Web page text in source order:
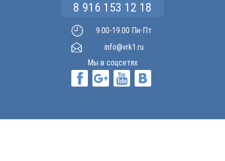
8 916 153 12 18
9.00-19.00 Пн-Пт
info@vrk1.ru
Мы в соцсетях